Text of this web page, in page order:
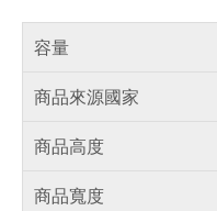
容量
商品來源國家
商品高度
商品寬度